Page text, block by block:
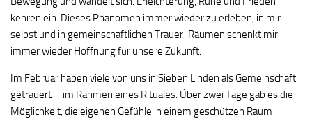
kehren ein. Dieses Phänomen immer wieder zu erleben, in mir
selbst und in gemeinschaftlichen Trauer-Räumen schenkt mir
immer wieder Hoffnung für unsere Zukunft.
Im Februar haben viele von uns in Sieben Linden als Gemeinschaft
getrauert – im Rahmen eines Rituales. Über zwei Tage gab es die
Möglichkeit, die eigenen Gefühle in einem geschützen Raum